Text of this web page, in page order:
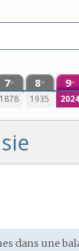
7e
1878
8e
1935
9e
2024
dans une